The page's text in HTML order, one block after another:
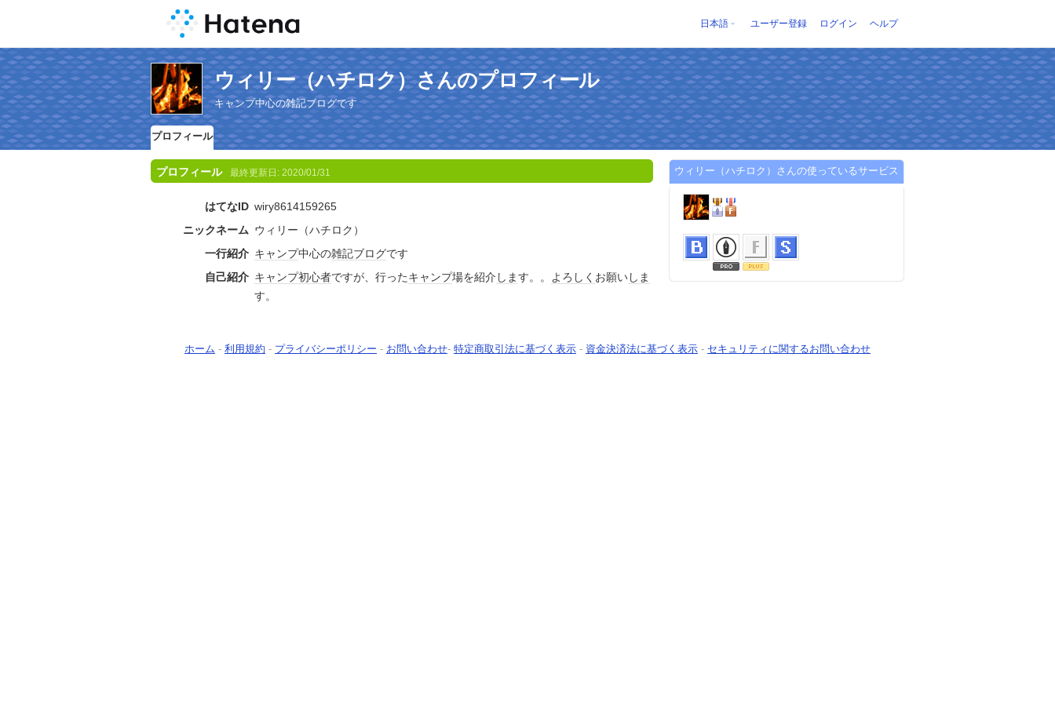
日本語 ユーザー登録 ログイン ヘルプ
ウィリー（ハチロク）さんのプロフィール
キャンプ中心の雑記ブログです
プロフィール
プロフィール 最終更新日: 2020/01/31
はてなID wiry8614159265
ニックネーム ウィリー（ハチロク）
一行紹介 キャンプ中心の雑記ブログです
自己紹介 キャンプ初心者ですが、行ったキャンプ場を紹介 します。。 よろしく お願いしま
す。
ウィリー（ハチロク）さんの使っているサービス
ホーム - 利用規約 - プライバシーポリシー - お問い合わせ- 特定商取引法に基づく表示 - 資金決済法に基づく表示 - セキュリティに関するお問い合わせ